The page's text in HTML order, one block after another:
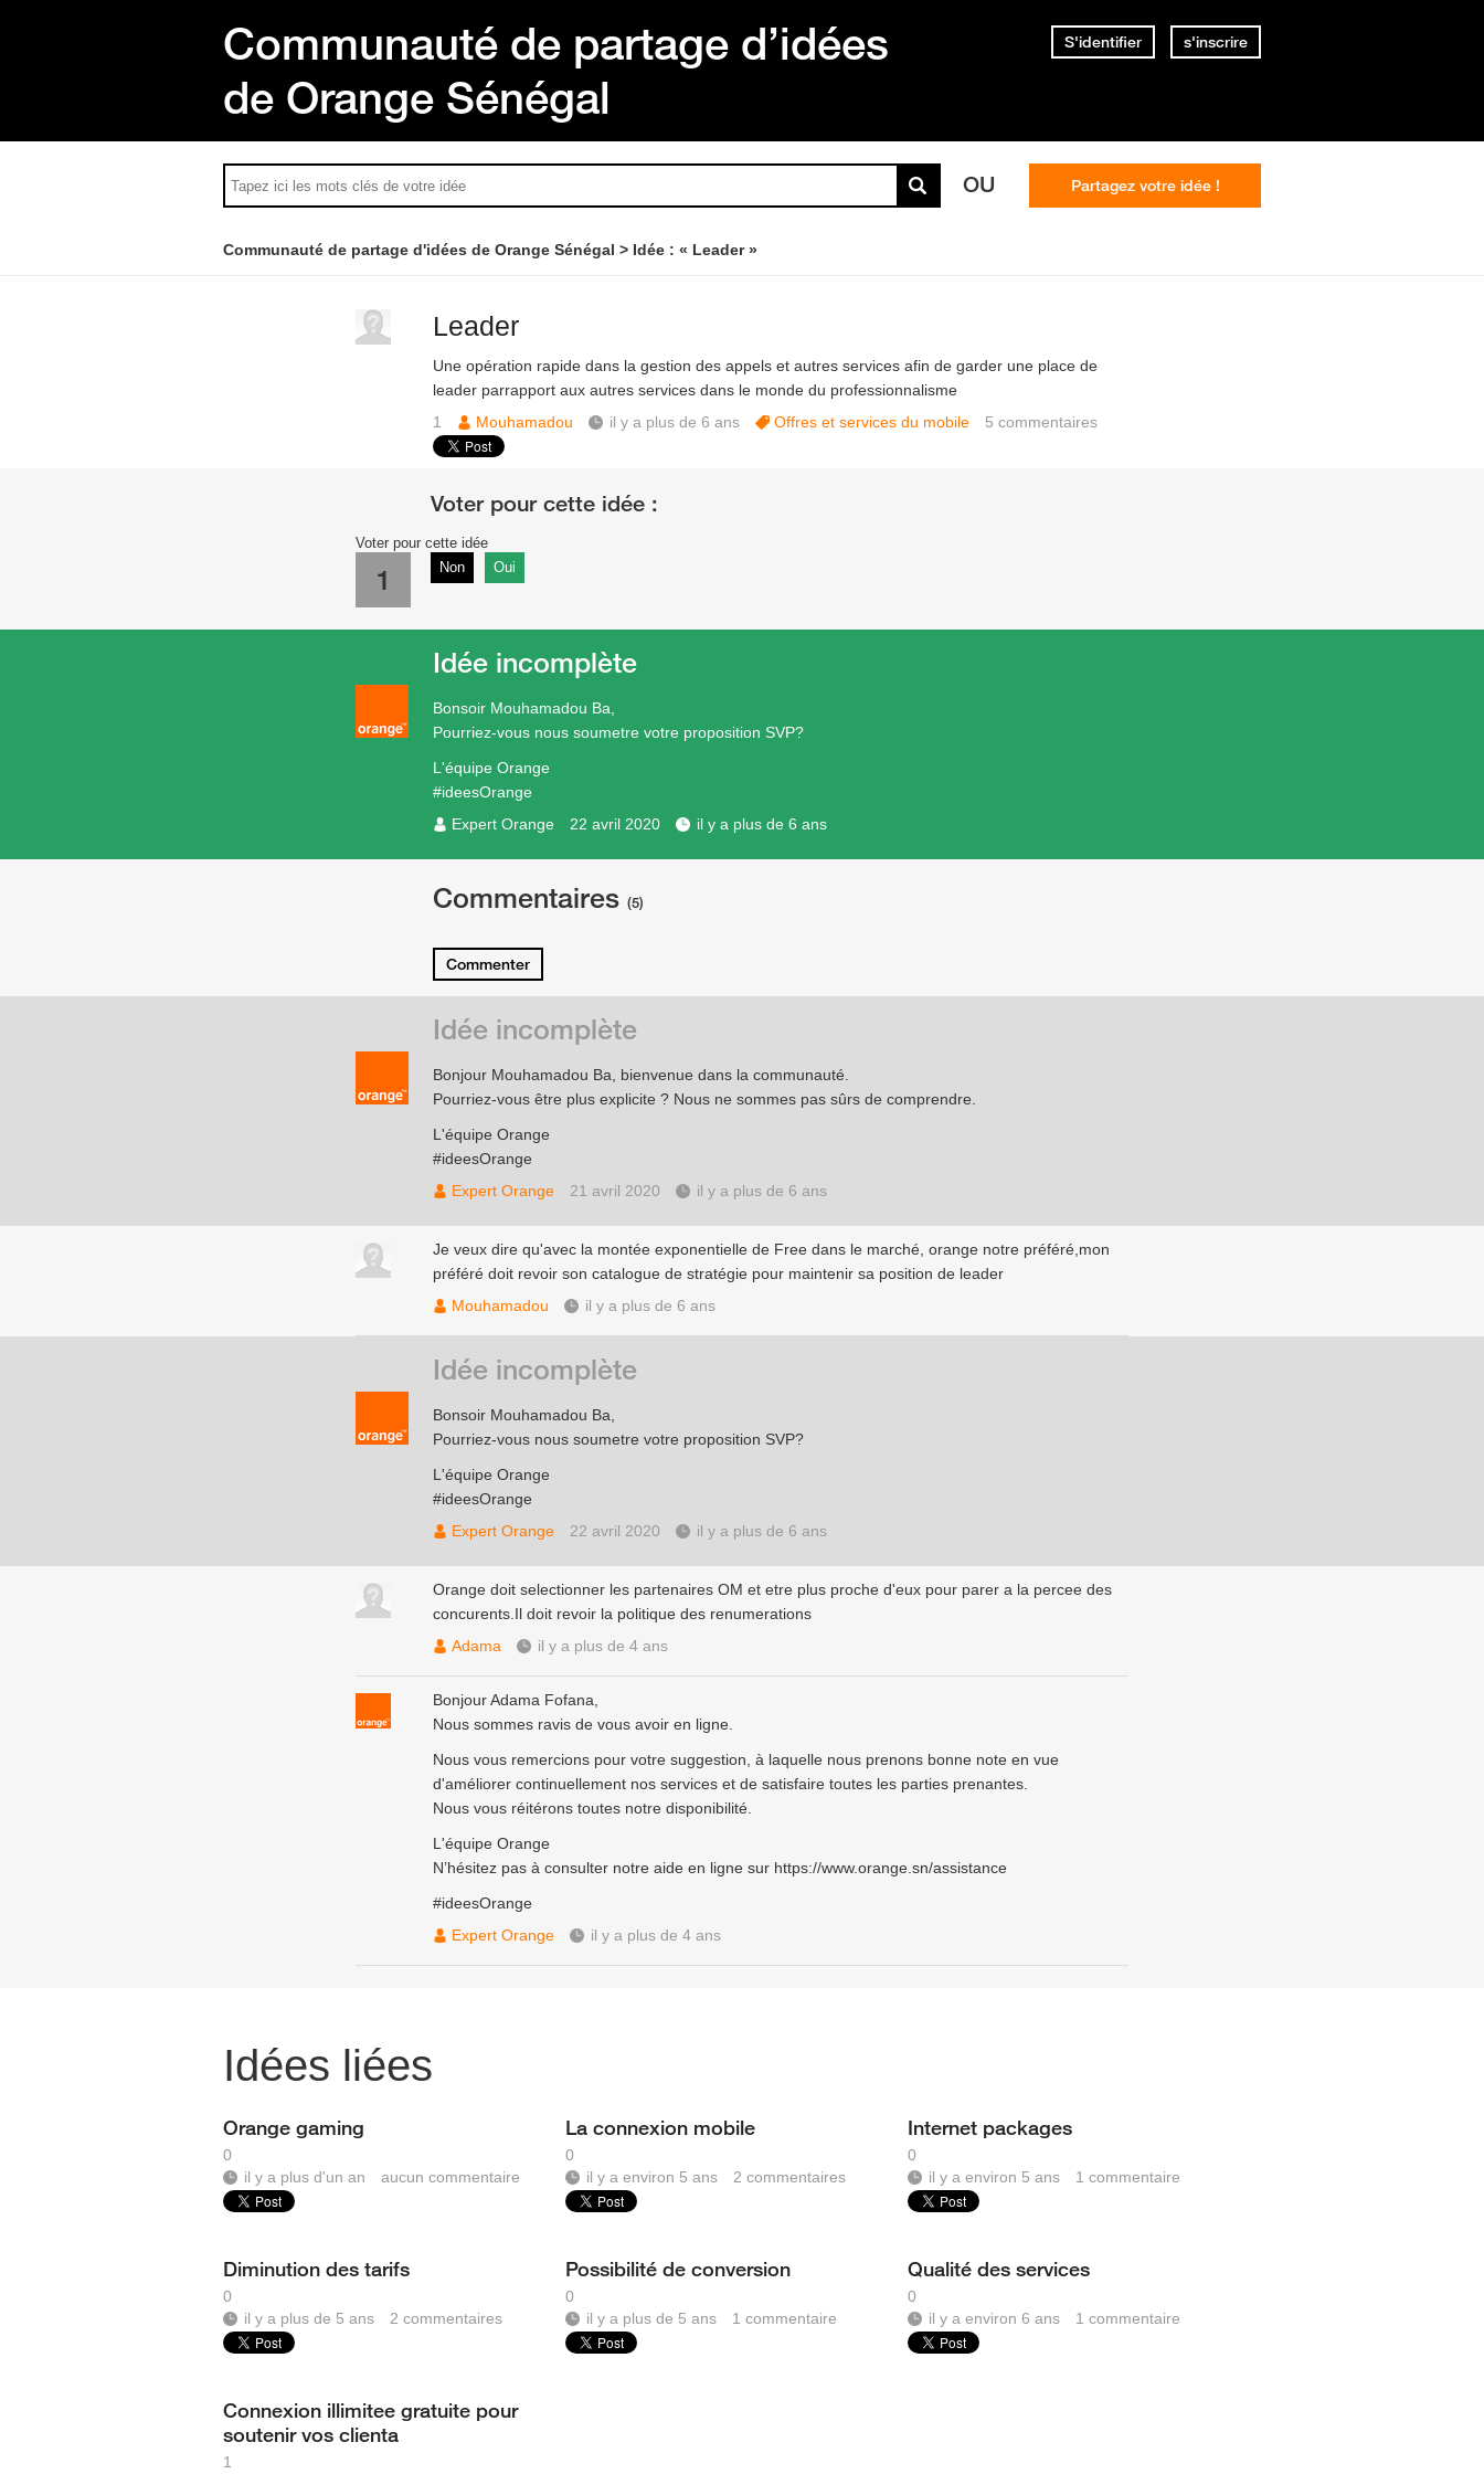
Communauté de partage d’idées
de Orange Sénégal
S'identifier s'inscrire
OU Partagez votre idée !
Communauté de partage d'idées de Orange Sénégal Idée : « Leader »
Leader
Une opération rapide dans la gestion des appels et autres services afin de garder une place de
leader parrapport aux autres services dans le monde du professionnalisme
1
Mouhamadou il y a plus de 6 ans Offres et services du mobile 5 commentaires
Voter pour cette idée
1 Non Oui
Bonsoir Mouhamadou Ba,
Pourriez-vous nous soumetre votre proposition SVP?
L'équipe Orange
#ideesOrange
Expert Orange
22 avril 2020 il y a plus de 6 ans
Idée incomplète
Commentaires (5)
Commenter
Bonjour Mouhamadou Ba, bienvenue dans la communauté.
Pourriez-vous être plus explicite ? Nous ne sommes pas sûrs de comprendre.
L'équipe Orange
#ideesOrange
Expert Orange
21 avril 2020 il y a plus de 6 ans
Idée incomplète
Je veux dire qu'avec la montée exponentielle de Free dans le marché, orange notre préféré,mon
préféré doit revoir son catalogue de stratégie pour maintenir sa position de leader
Mouhamadou
il y a plus de 6 ans
Bonsoir Mouhamadou Ba,
Pourriez-vous nous soumetre votre proposition SVP?
L'équipe Orange
#ideesOrange
Expert Orange
22 avril 2020 il y a plus de 6 ans
Idée incomplète
Orange doit selectionner les partenaires OM et etre plus proche d'eux pour parer a la percee des
concurents.Il doit revoir la politique des renumerations
Adama
il y a plus de 4 ans
Bonjour Adama Fofana,
Nous sommes ravis de vous avoir en ligne.
Nous vous remercions pour votre suggestion, à laquelle nous prenons bonne note en vue
d'améliorer continuellement nos services et de satisfaire toutes les parties prenantes.
Nous vous réitérons toutes notre disponibilité.
L'équipe Orange
N’hésitez pas à consulter notre aide en ligne sur https://www.orange.sn/assistance
#ideesOrange
Expert Orange
il y a plus de 4 ans
Idées liées
Orange gaming
0
il y a plus d'un an
aucun commentaire
La connexion mobile
0
il y a environ 5 ans
2commentaires
Internet packages
0
il y a environ 5 ans
1commentaire
Diminution des tarifs
0
il y a plus de 5 ans
2 commentaires
Possibilité de conversion
0
il y a plus de 5 ans
1commentaire
Qualité des services
0
il y a environ 6 ans
1commentaire
Connexion illimitee gratuite pour
soutenir vos clienta
1